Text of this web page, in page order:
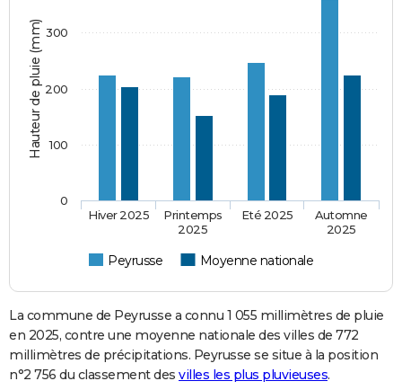
Hauteur de pluie (mm)
Peyrusse Moyenne nationale
Hiver 2025
Printemps
2025
Eté 2025
Automne
2025
0
100
200
300
La commune de Peyrusse a connu 1 055 millimètres de pluie
en 2025, contre une moyenne nationale des villes de 772
millimètres de précipitations. Peyrusse se situe à la position
n°2 756 du classement des villes les plus pluvieuses.